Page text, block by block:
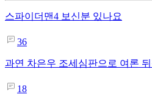
스파이더맨4 보신분 있나요
36
과연 차은우 조세심판으로 여론
18